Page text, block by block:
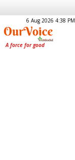
6 Aug 2026 4:38 PM